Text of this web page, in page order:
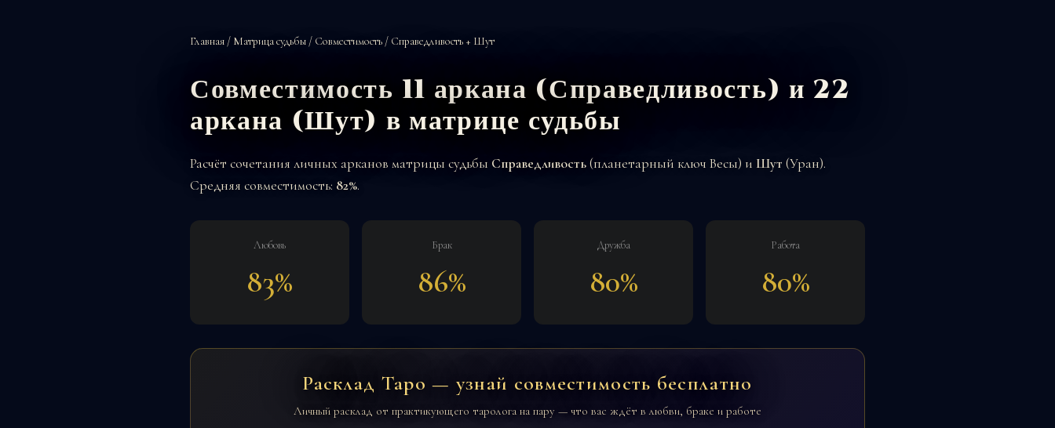
Главная / Матрица судьбы / Совместимость / Справедливость + Шут
Совместимость 11 аркана (Справедливость) и 22
аркана (Шут) в матрице судьбы
Расчёт сочетания личных арканов матрицы судьбы Справедливость(планетарный ключ Весы) и Шут (Уран).
Средняя совместимость: 82%.
Любовь
83%
Брак
86%
Дружба
80%
Работа
80%
Расклад Таро — узнай совместимость бесплатно
Личный расклад от практикующего таролога на пару — что вас ждёт в любви, браке и работе